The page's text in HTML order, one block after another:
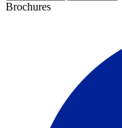
Brochures